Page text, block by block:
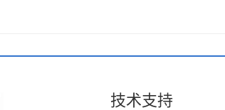
技术支持